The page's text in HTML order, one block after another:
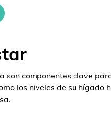
componentes clave
los niveles de su hígado